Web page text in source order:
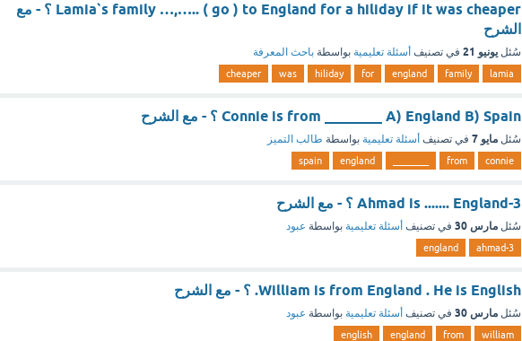
Lamia`s family …,….. ( go ) to England for a hiliday if it was cheaper ؟ - مع
الشرح
سُئل يونيو 21 في تصنيف أسئلة تعليمية بواسطة باحث المعرفة
lamia
family
england
for
hiliday
was
cheaper
Connie is from ________ A) England B) Spain ؟ - مع الشرح
سُئل مايو 7 في تصنيف أسئلة تعليمية بواسطة طالب التميز
connie
from
england
spain
3-Ahmad is ....... England ؟ - مع الشرح
سُئل مارس 30 في تصنيف أسئلة تعليمية بواسطة عبود
3-ahmad
england
William is from England . He is English. ؟ - مع الشرح
سُئل مارس 30 في تصنيف أسئلة تعليمية بواسطة عبود
william
from
england
english